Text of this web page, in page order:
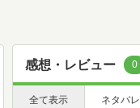
感想・レビュー 0
全て表示 ネタバレ